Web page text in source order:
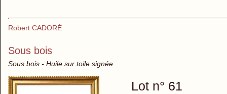
Robert CADORÉ
Sous bois
Sous bois - Huile sur toile signée
Lot n° 61